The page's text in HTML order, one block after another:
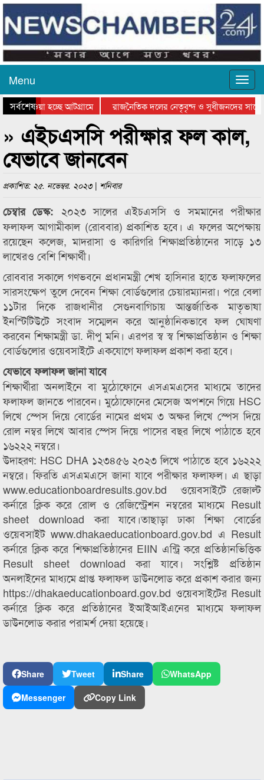
Menu
সর্বশেষ
যাওয়া হচ্ছে আটগ্রামে
রাজনৈতিক দলের নেতৃবৃন্দ ও সুধীজনদের সাথে
পুরস্কার বিতরণ সম্পন্ন
সিলেটে বাংলাদেশ গ্রুপ থিয়েটার
» এইচএসসি পরীক্ষার ফল কাল,
যেভাবে জানবেন
প্রকাশিত: ২৫. নভেম্বর. ২০২৩ | শনিবার
চেম্বার ডেস্ক: ২০২৩ সালের এইচএসসি ও সমমানের পরীক্ষার
ফলাফল আগামীকাল (রোববার) প্রকাশিত হবে। এ ফলের অপেক্ষায়
রয়েছেন কলেজ, মাদরাসা ও কারিগরি শিক্ষাপ্রতিষ্ঠানের সাড়ে ১৩
লাখেরও বেশি শিক্ষার্থী।
রোববার সকালে গণভবনে প্রধানমন্ত্রী শেখ হাসিনার হাতে ফলাফলের
সারসংক্ষেপ তুলে দেবেন শিক্ষা বোর্ডগুলোর চেয়ারম্যানরা। পরে বেলা
১১টার দিকে রাজধানীর সেগুনবাগিচায় আন্তর্জাতিক মাতৃভাষা
ইনস্টিটিউটে সংবাদ সম্মেলন করে আনুষ্ঠানিকভাবে ফল ঘোষণা
করবেন শিক্ষামন্ত্রী ডা. দীপু মনি। এরপর স্ব স্ব শিক্ষাপ্রতিষ্ঠান ও শিক্ষা
বোর্ডগুলোর ওয়েবসাইটে একযোগে ফলাফল প্রকাশ করা হবে।
যেভাবে ফলাফল জানা যাবে
শিক্ষার্থীরা অনলাইনে বা মুঠোফোনে এসএমএসের মাধ্যমে তাদের
ফলাফল জানতে পারবেন। মুঠোফোনের মেসেজ অপশনে গিয়ে HSC
লিখে স্পেস দিয়ে বোর্ডের নামের প্রথম ৩ অক্ষর লিখে স্পেস দিয়ে
রোল নম্বর লিখে আবার স্পেস দিয়ে পাসের বছর লিখে পাঠাতে হবে
১৬২২২ নম্বরে।
উদাহরণ: HSC DHA ১২৩৪৫৬ ২০২৩ লিখে পাঠাতে হবে ১৬২২২
নম্বরে। ফিরতি এসএমএসে জানা যাবে পরীক্ষার ফলাফল। এ ছাড়া
www.educationboardresults.gov.bd ওয়েবসাইটে রেজাল্ট
কর্নারে ক্লিক করে রোল ও রেজিস্ট্রেশন নম্বরের মাধ্যমে Result
sheet download করা যাবে।তাছাড়া ঢাকা শিক্ষা বোর্ডের
ওয়েবসাইট www.dhakaeducationboard.gov.bd এ Result
কর্নারে ক্লিক করে শিক্ষাপ্রতিষ্ঠানের EIIN এন্ট্রি করে প্রতিষ্ঠানভিত্তিক
Result sheet download করা যাবে। সংশ্লিষ্ট প্রতিষ্ঠান
অনলাইনের মাধ্যমে প্রাপ্ত ফলাফল ডাউনলোড করে প্রকাশ করার জন্য
https://dhakaeducationboard.gov.bd ওয়েবসাইটের Result
কর্নারে ক্লিক করে প্রতিষ্ঠানের ইআইআইএনের মাধ্যমে ফলাফল
ডাউনলোড করার পরামর্শ দেয়া হয়েছে।
Share Tweet Share
WhatsApp
Messenger
Copy Link